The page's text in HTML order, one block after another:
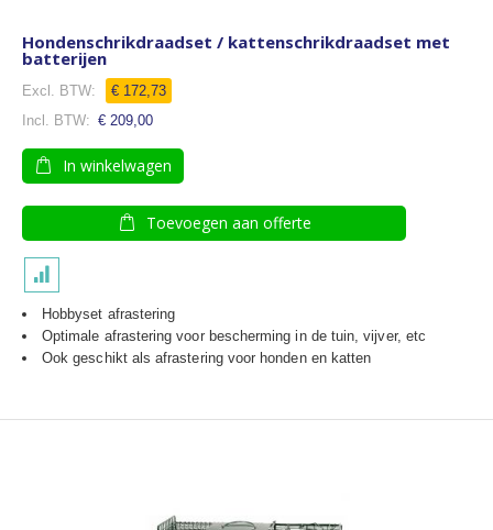
Hondenschrikdraadset / kattenschrikdraadset met
batterijen
€ 172,73
€ 209,00
In winkelwagen
Toevoegen aan offerte
Hobbyset afrastering
Optimale afrastering voor bescherming in de tuin, vijver, etc
Ook geschikt als afrastering voor honden en katten